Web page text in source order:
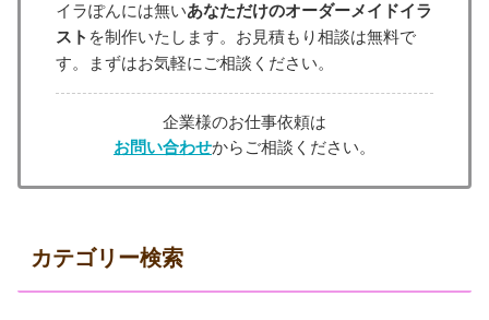
イラぽんには無いあなただけのオーダーメイドイラ
スト を制作いたします。お見積もり相談は無料で
す。まずはお気軽にご相談ください。
企業様のお仕事依頼は
お問い合わせからご相談ください。
カテゴリー検索